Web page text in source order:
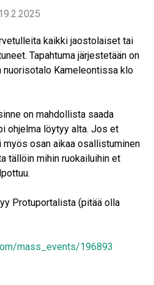
kaikki jaostolaiset tai
Tapahtuma järjestetään on
nuorisotalo Kameleontissa klo
on mahdollista saada
ohjelma löytyy alta. Jos et
osan aikaa osallistuminen
tällöin mihin ruokailuihin et
Protuportalista (pitää olla
mass_events/196893